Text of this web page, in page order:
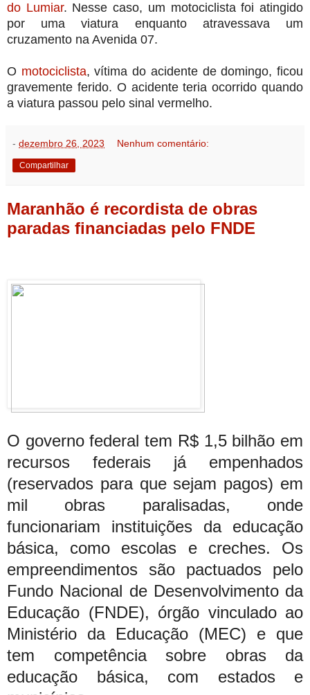
do Lumiar. Nesse caso, um motociclista foi atingido
por uma viatura enquanto atravessava um
cruzamento na Avenida 07.
O motociclista, vítima do acidente de domingo, ficou
gravemente ferido. O acidente teria ocorrido quando
a viatura passou pelo sinal vermelho.
- dezembro 26, 2023 Nenhum comentário:
Compartilhar
Maranhão é recordista de obras
paradas financiadas pelo FNDE
O governo federal tem R$ 1,5 bilhão em
recursos federais já empenhados
(reservados para que sejam pagos) em
mil obras paralisadas, onde
funcionariam instituições da educação
básica, como escolas e creches. Os
empreendimentos são pactuados pelo
Fundo Nacional de Desenvolvimento da
Educação (FNDE), órgão vinculado ao
Ministério da Educação (MEC) e que
tem competência sobre obras da
educação básica, com estados e